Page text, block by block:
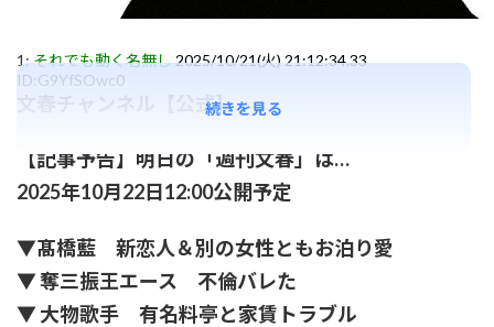
1:それでも動く名無し2025/10/21(火) 21:12:34.33
ID:G9YfSOwc0
文春チャンネル【公式】
【記事予告】明日の「週刊文春」は…
2025年10月22日12:00公開予定
▼髙橋藍 新恋人＆別の女性ともお泊り愛
▼ 奪三振王エース 不倫バレた
▼ 大物歌手 有名料亭と家賃トラブル
続きを見る